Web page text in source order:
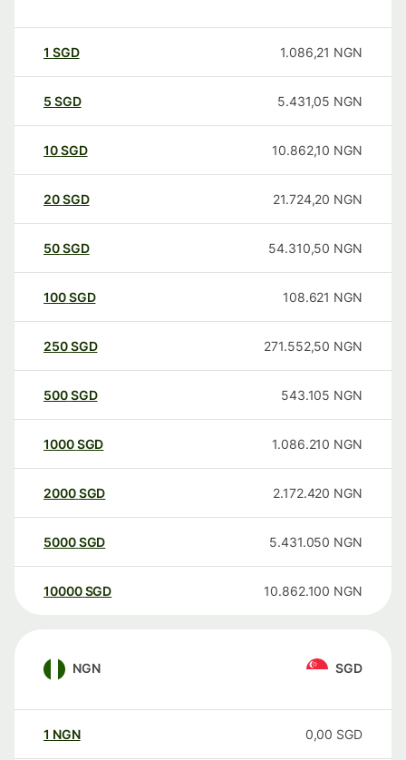
1 SGD 1.086,21 NGN
5 SGD 5.431,05 NGN
10SGD 10.862,10 NGN
20SGD 21.724,20 NGN
50SGD 54.310,50 NGN
100SGD 108.621 NGN
250SGD 271.552,50 NGN
500SGD 543.105 NGN
1000SGD 1.086.210 NGN
2000SGD 2.172.420 NGN
5000SGD 5.431.050 NGN
10000 SGD 10.862.100 NGN
NGN SGD
1 NGN 0,00 SGD